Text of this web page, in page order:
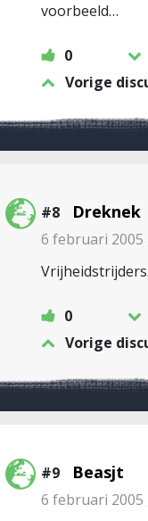
voorbeeld…
0
Vorige
#8 Dreknek
6 februari 2005
Vrijheidstrijders.
0
Vorige
#9 Beasjt
6 februari 2005